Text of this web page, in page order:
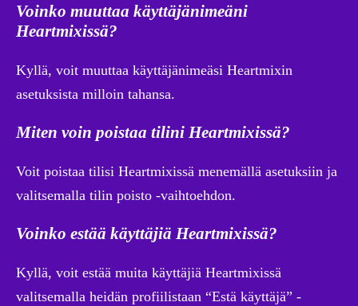
Voinko muuttaa käyttäjänimeäni
Heartmixissä?
Kyllä, voit muuttaa käyttäjänimeäsi Heartmixin
asetuksista milloin tahansa.
Miten voin poistaa tilini Heartmixissä?
Voit poistaa tilisi Heartmixissä menemällä asetuksiin ja
valitsemalla tilin poisto -vaihtoehdon.
Voinko estää käyttäjiä Heartmixissä?
Kyllä, voit estää muita käyttäjiä Heartmixissä
valitsemalla heidän profiilistaan “Estä käyttäjä” -